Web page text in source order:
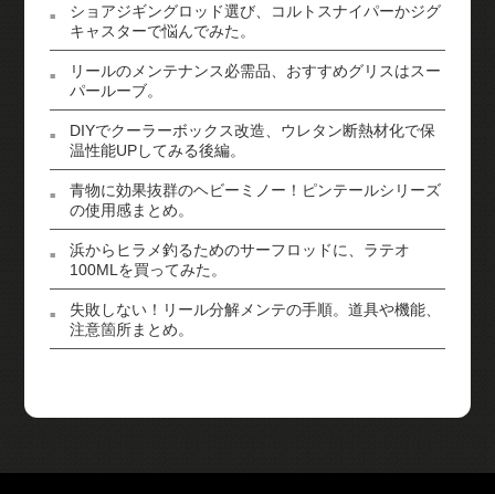
ショアジギングロッド選び、コルトスナイパーかジグ
キャスターで悩んでみた。
リールのメンテナンス必需品、おすすめグリスはスー
パールーブ。
DIYでクーラーボックス改造、ウレタン断熱材化で保
温性能UPしてみる後編。
青物に効果抜群のヘビーミノー！ピンテールシリーズ
の使用感まとめ。
浜からヒラメ釣るためのサーフロッドに、ラテオ
100MLを買ってみた。
失敗しない！リール分解メンテの手順。道具や機能、
注意箇所まとめ。